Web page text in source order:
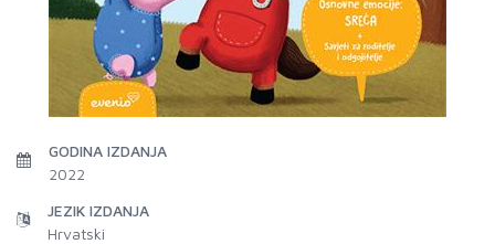
GODINA IZDANJA
2022
JEZIK IZDANJA
Hrvatski